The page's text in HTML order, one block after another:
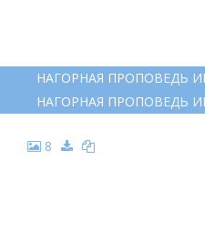
НАГОРНАЯ ПРОПОВЕДЬ
НАГОРНАЯ ПРОПОВЕДЬ
8